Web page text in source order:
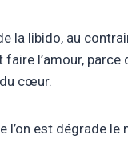
la libido, au
l’amour, parce
cœur.
est dégrade le